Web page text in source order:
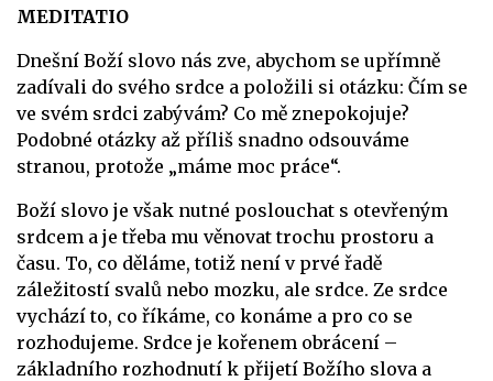
MEDITATIO
Dnešní Boží slovo nás zve, abychom se upřímně
zadívali do svého srdce a položili si otázku: Čím se
ve svém srdci zabývám? Co mě znepokojuje?
Podobné otázky až příliš snadno odsouváme
stranou, protože „máme moc práce“.
Boží slovo je však nutné poslouchat s otevřeným
srdcem a je třeba mu věnovat trochu prostoru a
času. To, co děláme, totiž není v prvé řadě
záležitostí svalů nebo mozku, ale srdce. Ze srdce
vychází to, co říkáme, co konáme a pro co se
rozhodujeme. Srdce je kořenem obrácení –
základního rozhodnutí k přijetí Božího slova a